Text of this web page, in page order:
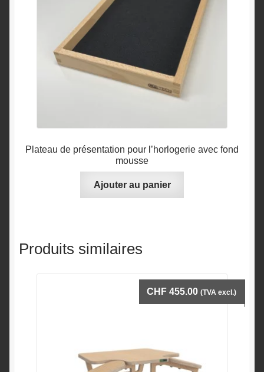
Plateau de présentation pour l’horlogerie avec fond
mousse
Ajouter au panier
Produits similaires
CHF 455.00 (TVA excl.)